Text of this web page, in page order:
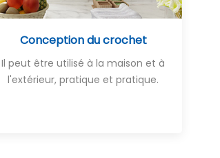
Conception du crochet
Il peut être utilisé à la maison et à
l'extérieur, pratique et pratique.